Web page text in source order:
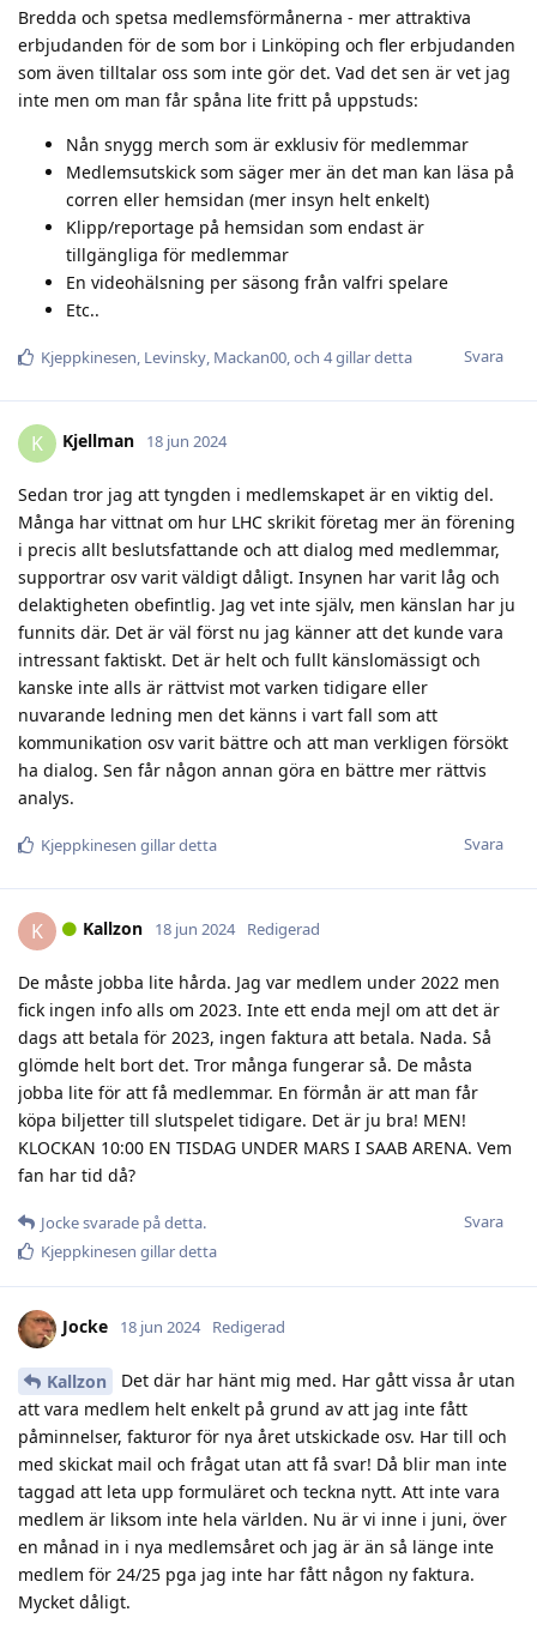
Bredda och spetsa medlemsförmånerna - mer attraktiva
erbjudanden för de som bor i Linköping och fler erbjudanden
som även tilltalar oss som inte gör det. Vad det sen är vet jag
inte men om man får spåna lite fritt på uppstuds:
Nån snygg merch som är exklusiv för medlemmar
Medlemsutskick som säger mer än det man kan läsa på
corren eller hemsidan (mer insyn helt enkelt)
Klipp/reportage på hemsidan som endast är
tillgängliga för medlemmar
En videohälsning per säsong från valfri spelare
Etc..
Svara
Kjeppkinesen Levinsky Mackan00 , och 4gillar detta
K Kjellman 18 jun 2024
Sedan tror jag att tyngden i medlemskapet är en viktig del.
Många har vittnat om hur LHC skrikit företag mer än förening
i precis allt beslutsfattande och att dialog med medlemmar,
supportrar osv varit väldigt dåligt. Insynen har varit låg och
delaktigheten obefintlig. Jag vet inte själv, men känslan har ju
funnits där. Det är väl först nu jag känner att det kunde vara
intressant faktiskt. Det är helt och fullt känslomässigt och
kanske inte alls är rättvist mot varken tidigare eller
nuvarande ledning men det känns i vart fall som att
kommunikation osv varit bättre och att man verkligen försökt
ha dialog. Sen får någon annan göra en bättre mer rättvis
analys.
Svara
Kjeppkinesen gillar detta
K Kallzon 18 jun 2024 Redigerad
De måste jobba lite hårda. Jag var medlem under 2022 men
fick ingen info alls om 2023. Inte ett enda mejl om att det är
dags att betala för 2023, ingen faktura att betala. Nada. Så
glömde helt bort det. Tror många fungerar så. De måsta
jobba lite för att få medlemmar. En förmån är att man får
köpa biljetter till slutspelet tidigare. Det är ju bra! MEN!
KLOCKAN 10:00 EN TISDAG UNDER MARS I SAAB ARENA. Vem
fan har tid då?
Svara
Jockesvarade på detta.
Kjeppkinesen gillar detta
Jocke 18 jun 2024 Redigerad
Kallzon
Det där har hänt mig med. Har gått vissa år utan
att vara medlem helt enkelt på grund av att jag inte fått
påminnelser, fakturor för nya året utskickade osv. Har till och
med skickat mail och frågat utan att få svar! Då blir man inte
taggad att leta upp formuläret och teckna nytt. Att inte vara
medlem är liksom inte hela världen. Nu är vi inne i juni, över
en månad in i nya medlemsåret och jag är än så länge inte
medlem för 24/25 pga jag inte har fått någon ny faktura.
Mycket dåligt.